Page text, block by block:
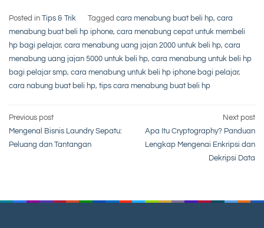
Posted in Tips & Trik Tagged cara menabung buat beli hp, cara
menabung buat beli hp iphone, cara menabung cepat untuk membeli
hp bagi pelajar, cara menabung uang jajan 2000 untuk beli hp, cara
menabung uang jajan 5000 untuk beli hp, cara menabung untuk beli hp
bagi pelajar smp, cara menabung untuk beli hp iphone bagi pelajar,
cara nabung buat beli hp, tips cara menabung buat beli hp
Post
navigation
Previous post
Mengenal Bisnis Laundry Sepatu:
Peluang dan Tantangan
Next post
Apa Itu Cryptography? Panduan
Lengkap Mengenai Enkripsi dan
Dekripsi Data